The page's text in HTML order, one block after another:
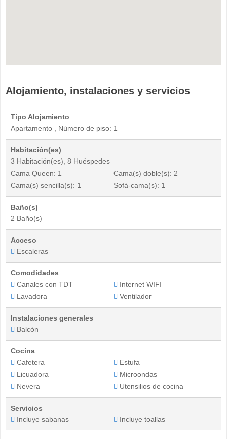
Alojamiento, instalaciones y servicios
Tipo Alojamiento
Apartamento , Número de piso: 1
Habitación(es)
3 Habitación(es), 8 Huéspedes
Cama Queen: 1
Cama(s) doble(s): 2
Cama(s) sencilla(s): 1
Sofá-cama(s): 1
Baño(s)
2 Baño(s)
Acceso
Escaleras
Comodidades
Canales con TDT
Internet WIFI
Lavadora
Ventilador
Instalaciones generales
Balcón
Cocina
Cafetera
Estufa
Licuadora
Microondas
Nevera
Utensilios de cocina
Servicios
Incluye sabanas
Incluye toallas